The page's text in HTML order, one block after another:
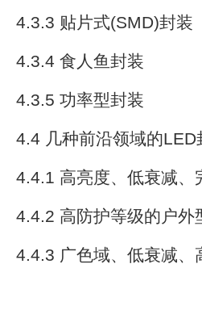
4.3.3 贴片式(SMD)封装
4.3.4 食人鱼封装
4.3.5 功率型封装
4.4 几种前沿领域的LED
4.4.1 高亮度、低衰减、
4.4.2 高防护等级的户外
4.4.3 广色域、低衰减、